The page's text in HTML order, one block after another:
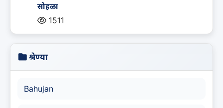
सोहळा
1511
श्रेण्या
Bahujan